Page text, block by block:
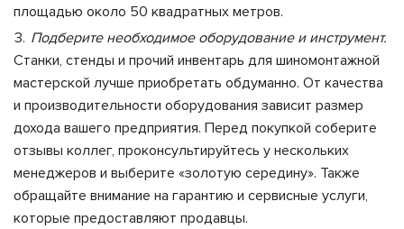
площадью около 50 квадратных метров.
Подберите необходимое оборудование и инструмент.
Станки, стенды и прочий инвентарь для шиномонтажной
мастерской лучше приобретать обдуманно. От качества
и производительности оборудования зависит размер
дохода вашего предприятия. Перед покупкой соберите
отзывы коллег, проконсультируйтесь у нескольких
менеджеров и выберите «золотую середину». Также
обращайте внимание на гарантию и сервисные услуги,
которые предоставляют продавцы.